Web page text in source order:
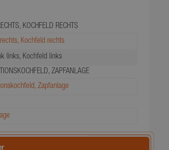
KOCHFELD RECHTS
Kochfeld rechts
links, Kochfeld links
ZAPFANLAGE
Zapfanlage